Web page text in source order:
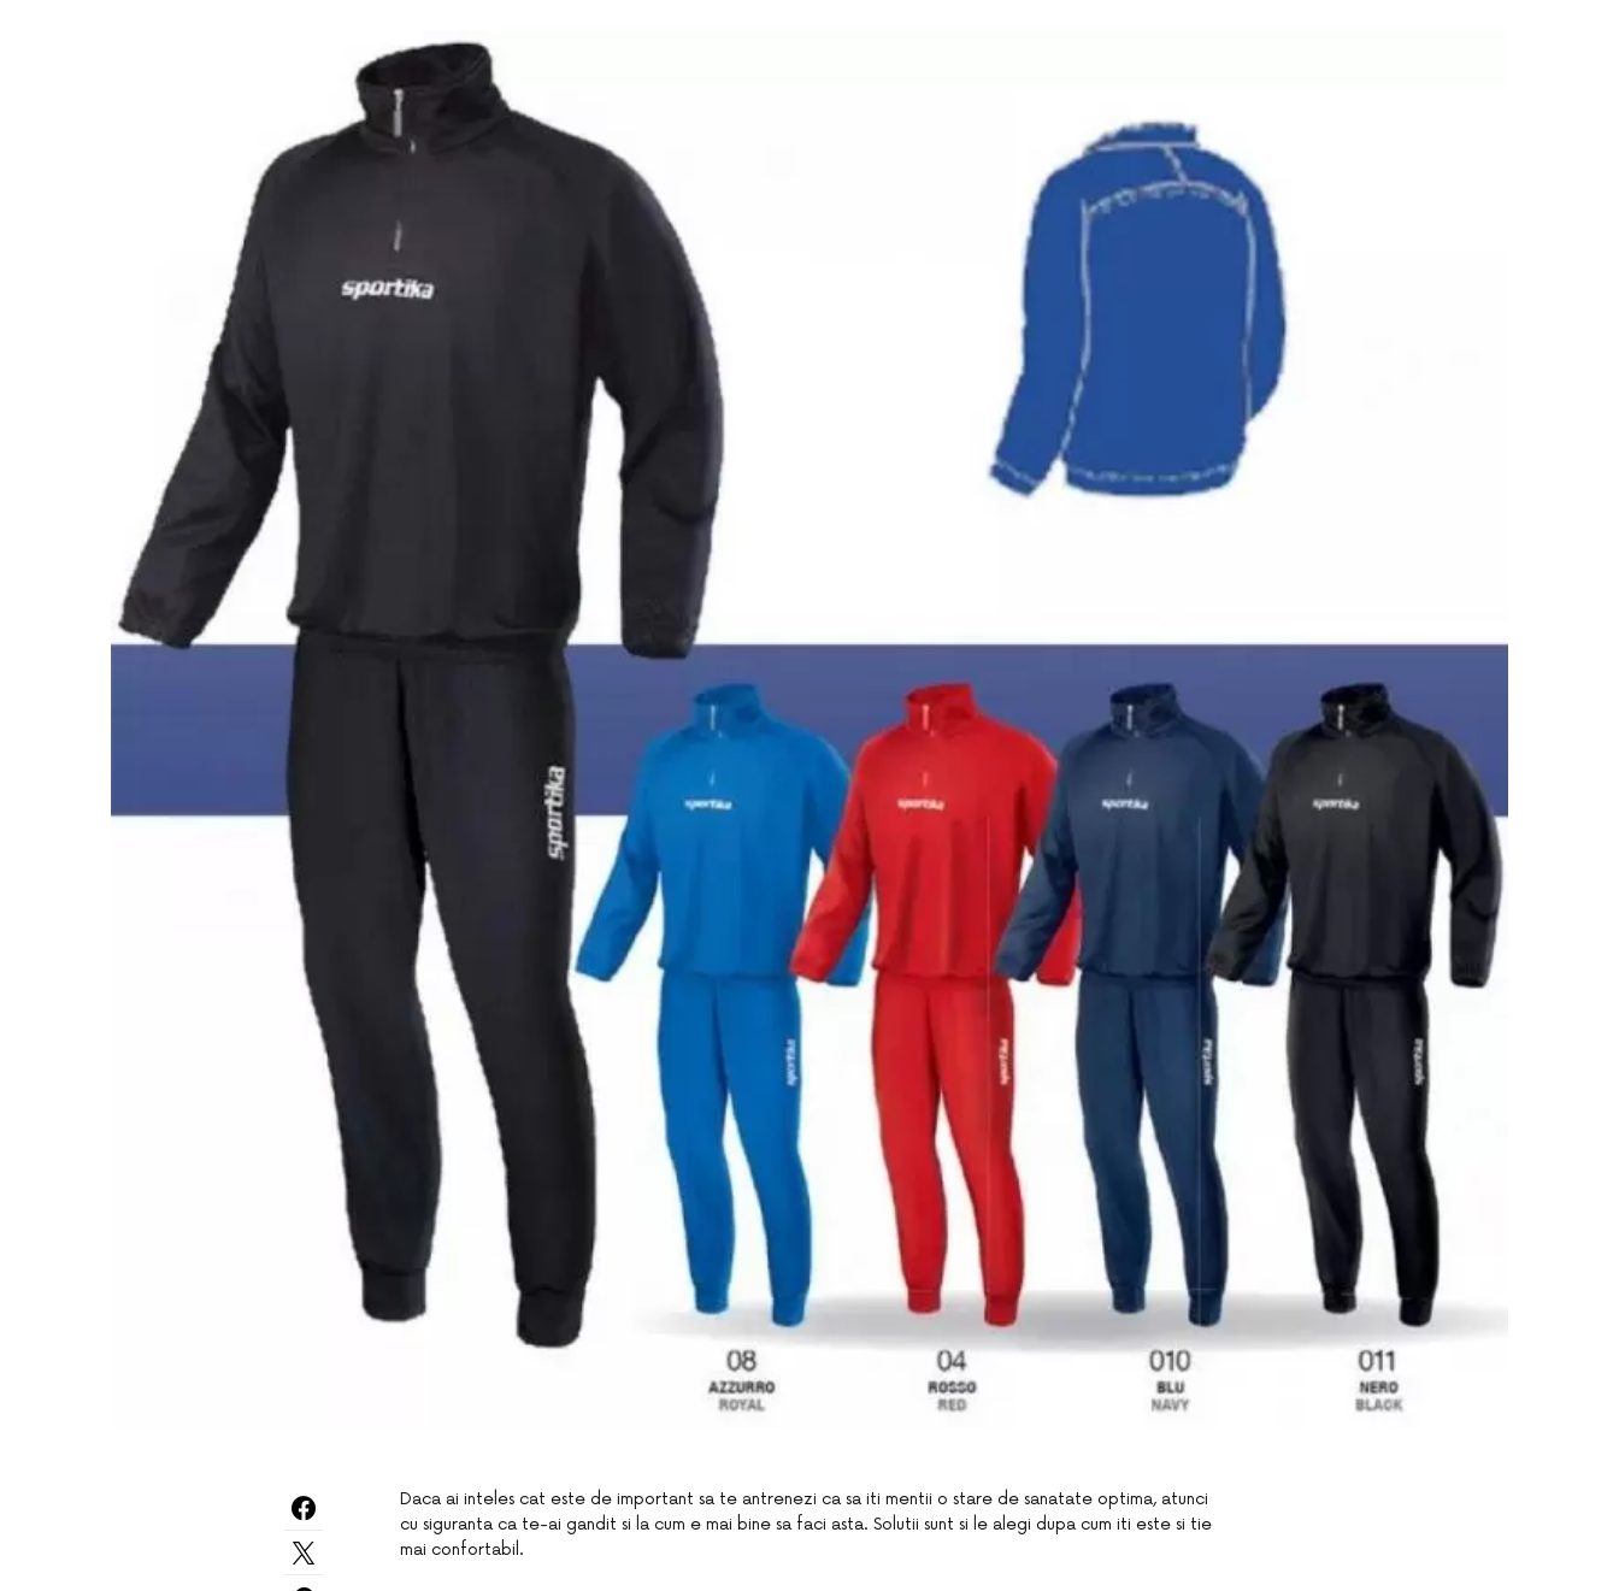
Daca ai inteles cat este de important sa te antrenezi ca sa iti mentii o stare de sanatate optima, atunci
cu siguranta ca te-ai gandit si la cum e mai bine sa faci asta. Solutii sunt si le alegi dupa cum iti este si tie
mai confortabil.